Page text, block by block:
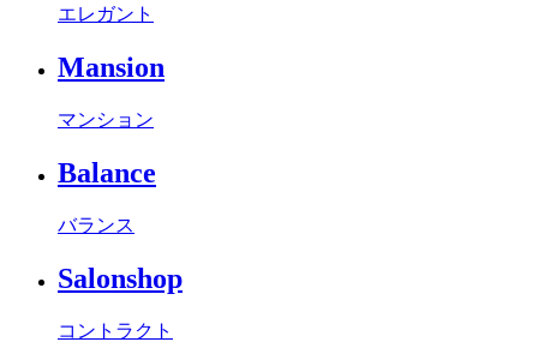
エレガント
Mansion
マンション
Balance
バランス
Salonshop
コントラクト